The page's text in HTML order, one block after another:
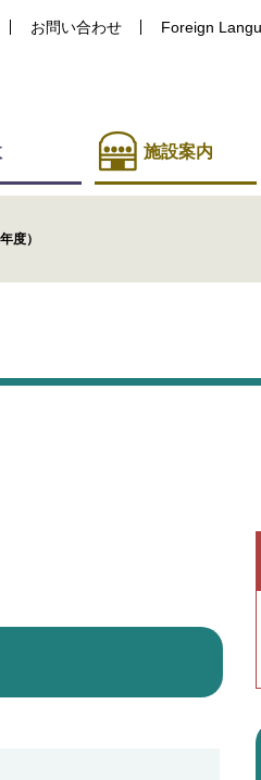
お問い合わせ Foreign
施設案内
度）